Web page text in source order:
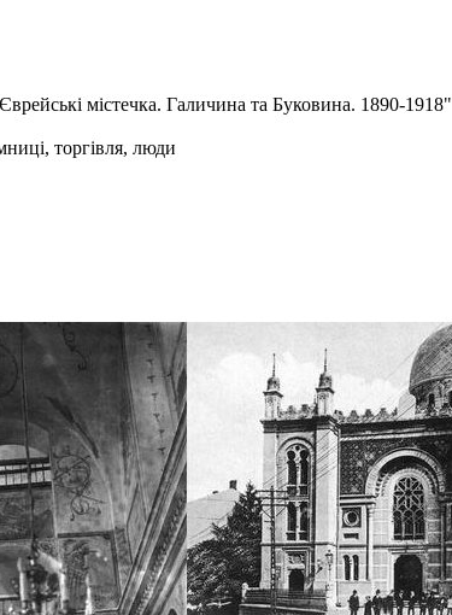
містечка. Галичина та Буковина. 1890-1918"
торгівля, люди